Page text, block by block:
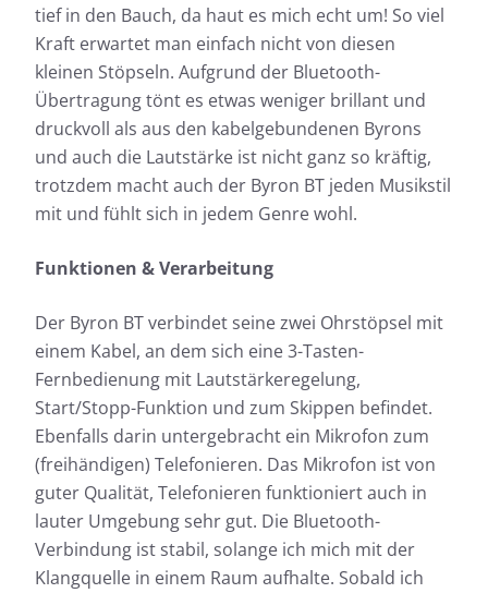
tief in den Bauch, da haut es mich echt um! So viel
Kraft erwartet man einfach nicht von diesen
kleinen Stöpseln. Aufgrund der Bluetooth-
Übertragung tönt es etwas weniger brillant und
druckvoll als aus den kabelgebundenen Byrons
und auch die Lautstärke ist nicht ganz so kräftig,
trotzdem macht auch der Byron BT jeden Musikstil
mit und fühlt sich in jedem Genre wohl.
Funktionen & Verarbeitung
Der Byron BT verbindet seine zwei Ohrstöpsel mit
einem Kabel, an dem sich eine 3-Tasten-
Fernbedienung mit Lautstärkeregelung,
Start/Stopp-Funktion und zum Skippen befindet.
Ebenfalls darin untergebracht ein Mikrofon zum
(freihändigen) Telefonieren. Das Mikrofon ist von
guter Qualität, Telefonieren funktioniert auch in
lauter Umgebung sehr gut. Die Bluetooth-
Verbindung ist stabil, solange ich mich mit der
Klangquelle in einem Raum aufhalte. Sobald ich